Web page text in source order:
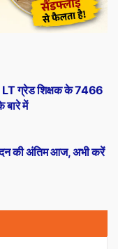
की अंतिम आज, अभी करें
ग्रेड शिक्षक के 7466
बारे में